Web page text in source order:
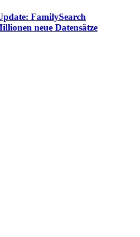
FamilySearch
neue Datensätze